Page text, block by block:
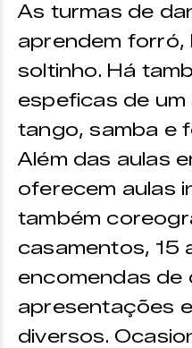
As turmas de
aprendem forró,
soltinho. Há
espeficas de
tango, samba e
Além das aulas
oferecem aulas
também
casamentos, 15
encomendas de
apresentações
diversos.